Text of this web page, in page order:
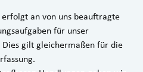
an von uns beauftragte
für unser
gilt gleichermaßen für die